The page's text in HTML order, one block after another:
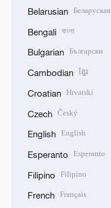
Belarusian Беларуская
Bengali বাংলা
Bulgarian Български
Cambodian ខ្មែរ
Croatian Hrvatski
Czech Český
English English
Esperanto Esperanto
Filipino Filipino
French Français